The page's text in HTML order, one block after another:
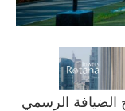
الرسمي